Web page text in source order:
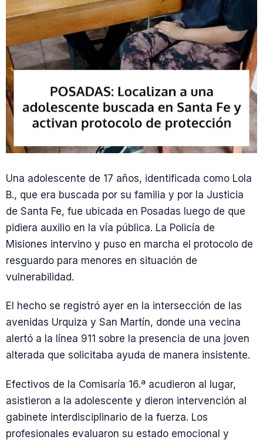
Una adolescente de 17 años, identificada como Lola
B., que era buscada por su familia y por la Justicia
de Santa Fe, fue ubicada en Posadas luego de que
pidiera auxilio en la vía pública. La Policía de
Misiones intervino y puso en marcha el protocolo de
resguardo para menores en situación de
vulnerabilidad.
El hecho se registró ayer en la intersección de las
avenidas Urquiza y San Martín, donde una vecina
alertó a la línea 911 sobre la presencia de una joven
alterada que solicitaba ayuda de manera insistente.
Efectivos de la Comisaría 16.ª acudieron al lugar,
asistieron a la adolescente y dieron intervención al
gabinete interdisciplinario de la fuerza. Los
profesionales evaluaron su estado emocional y